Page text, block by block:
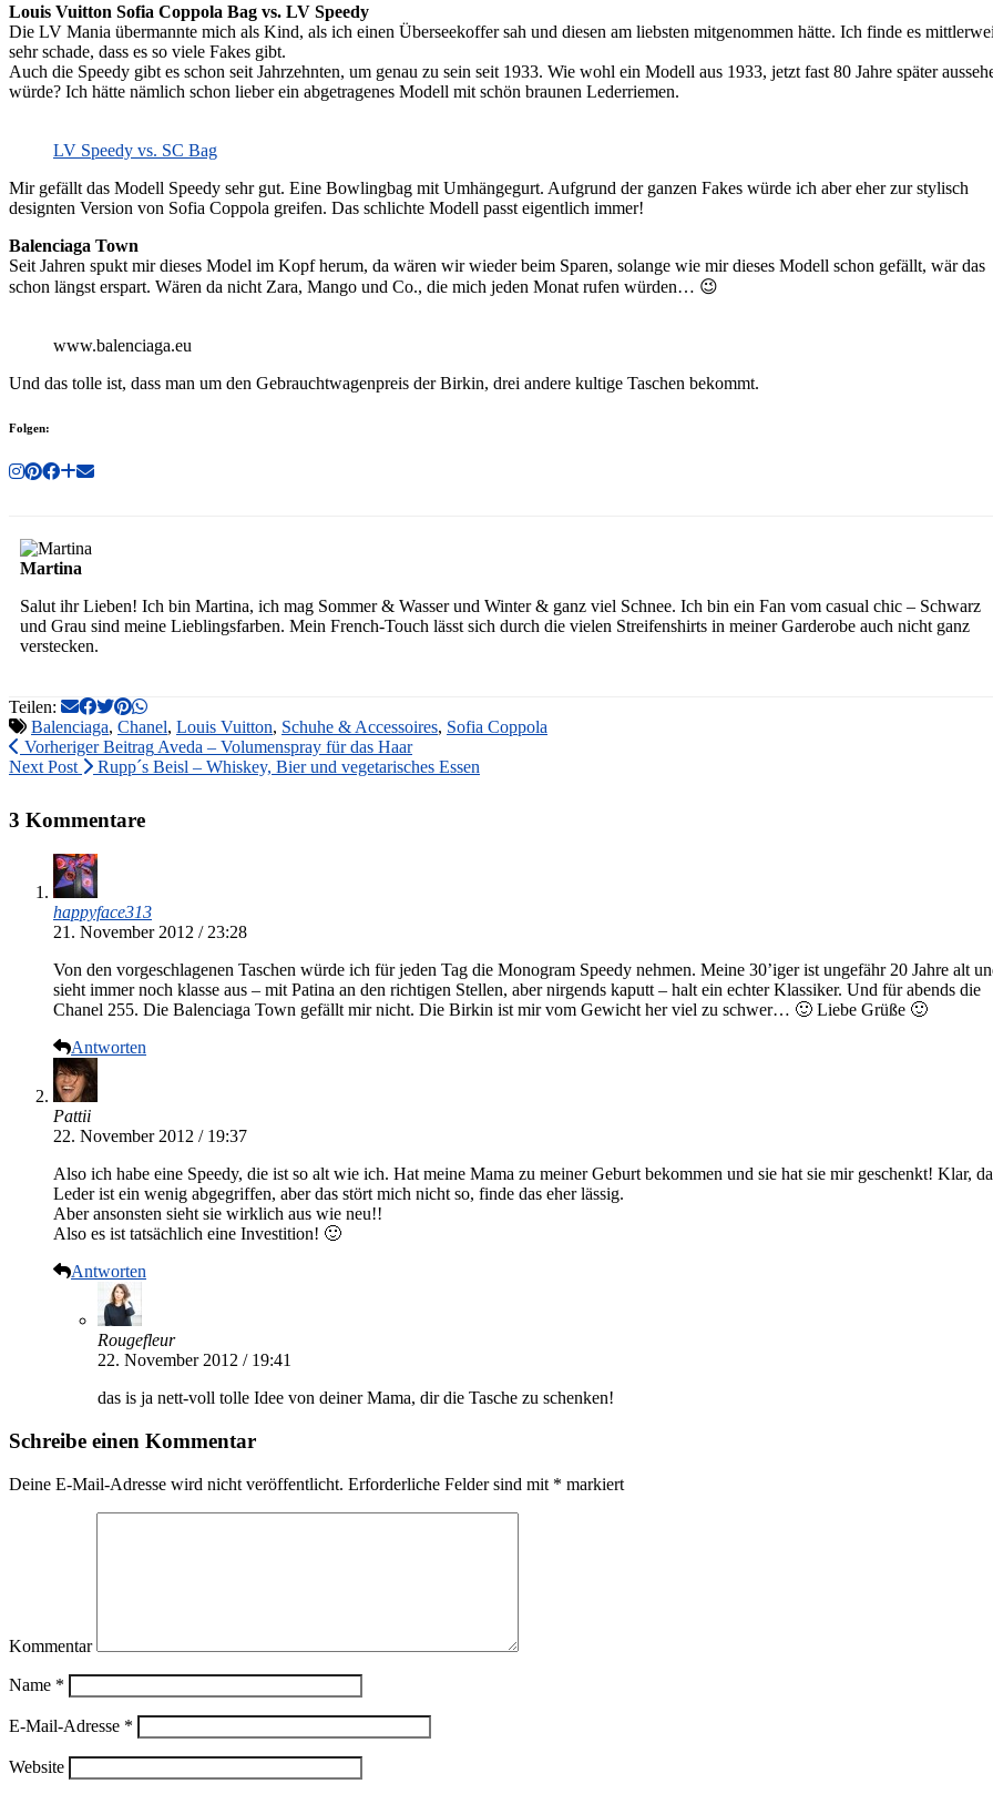
Louis Vuitton Sofia Coppola Bag vs. LV Speedy
Die LV Mania übermannte mich als Kind, als ich einen Überseekoffer sah und diesen am liebsten mitgenommen hätte. Ich finde es
sehr schade, dass es so viele Fakes gibt.
Auch die Speedy gibt es schon seit Jahrzehnten, um genau zu sein seit 1933. Wie wohl ein Modell aus 1933, jetzt fast 80 Jahre später
würde? Ich hätte nämlich schon lieber ein abgetragenes Modell mit schön braunen Lederriemen.
LV Speedy vs. SC Bag
Mir gefällt das Modell Speedy sehr gut. Eine Bowlingbag mit Umhängegurt. Aufgrund der ganzen Fakes würde ich aber eher zur stylisch
designten Version von Sofia Coppola greifen. Das schlichte Modell passt eigentlich immer!
Balenciaga Town
Seit Jahren spukt mir dieses Model im Kopf herum, da wären wir wieder beim Sparen, solange wie mir dieses Modell schon gefällt, wär das
schon längst erspart. Wären da nicht Zara, Mango und Co., die mich jeden Monat rufen würden… 😉
www.balenciaga.eu
Und das tolle ist, dass man um den Gebrauchtwagenpreis der Birkin, drei andere kultige Taschen bekommt.
Folgen:
Martina
Salut ihr Lieben! Ich bin Martina, ich mag Sommer & Wasser und Winter & ganz viel Schnee. Ich bin ein Fan vom casual chic – Schwarz
und Grau sind meine Lieblingsfarben. Mein French-Touch lässt sich durch die vielen Streifenshirts in meiner Garderobe auch nicht ganz
verstecken.
Teilen:
Balenciaga, Chanel, Louis Vuitton, Schuhe & Accessoires, Sofia Coppola
Vorheriger Beitrag Aveda – Volumenspray für das Haar
Next Post
Rupp´s Beisl – Whiskey, Bier und vegetarisches Essen
3 Kommentare
happyface313
21. November 2012 / 23:28
Von den vorgeschlagenen Taschen würde ich für jeden Tag die Monogram Speedy nehmen. Meine 30’iger ist ungefähr 20 Jahre alt
sieht immer noch klasse aus – mit Patina an den richtigen Stellen, aber nirgends kaputt – halt ein echter Klassiker. Und für abends die
Chanel 255. Die Balenciaga Town gefällt mir nicht. Die Birkin ist mir vom Gewicht her viel zu schwer… 🙂 Liebe Grüße 🙂
Antworten
Pattii
22. November 2012 / 19:37
Also ich habe eine Speedy, die ist so alt wie ich. Hat meine Mama zu meiner Geburt bekommen und sie hat sie mir geschenkt! Klar,
Leder ist ein wenig abgegriffen, aber das stört mich nicht so, finde das eher lässig.
Aber ansonsten sieht sie wirklich aus wie neu!!
Also es ist tatsächlich eine Investition! 🙂
Antworten
Rougefleur
22. November 2012 / 19:41
das is ja nett-voll tolle Idee von deiner Mama, dir die Tasche zu schenken!
Schreibe einen Kommentar
Deine E-Mail-Adresse wird nicht veröffentlicht. Erforderliche Felder sind mit * markiert
Kommentar
Name *
E-Mail-Adresse *
Website